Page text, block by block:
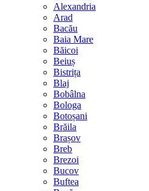
Alexandria
Arad
Bacău
Baia Mare
Băicoi
Beiuș
Bistrița
Blaj
Bobâlna
Bologa
Botoșani
Brăila
Brașov
Breb
Brezoi
Bucov
Buftea